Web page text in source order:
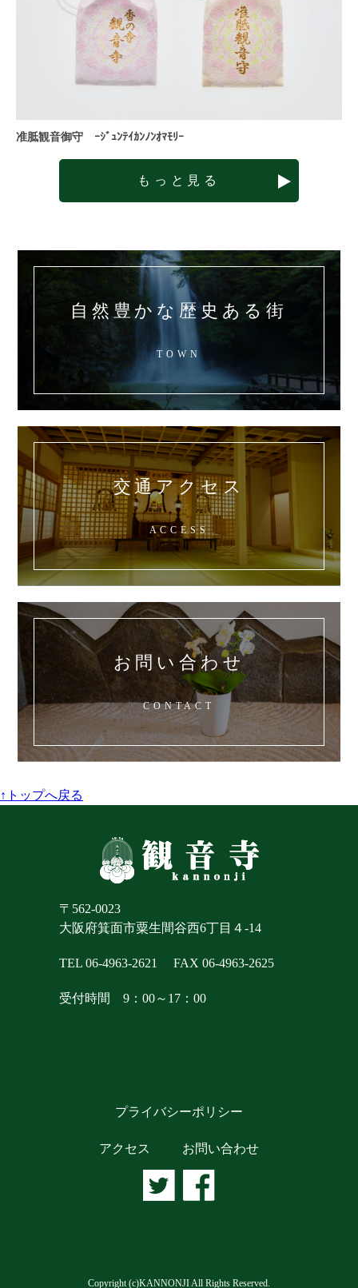
准胝観音御守 ｰｼﾞｭﾝﾃｲｶﾝﾉﾝｵﾏﾓﾘｰ
もっと見る
自然豊かな歴史ある街
TOWN
交通アクセス
ACCESS
お問い合わせ
CONTACT
↑トップへ戻る
〒562-0023
大阪府箕面市粟生間谷西6丁目４-14
TEL 06-4963-2621 FAX 06-4963-2625
受付時間 9：00～17：00
プライバシーポリシー
アクセス お問い合わせ
Copyright (c)KANNONJI All Rights Reserved.